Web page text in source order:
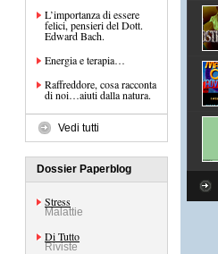
L’importanza di essere
felici, pensieri del Dott.
Edward Bach.
Energia e terapia…
Raffreddore, cosa racconta
di noi…aiuti dalla natura.
Vedi tutti
Dossier Paperblog
Stress
Malattie
Di Tutto
Riviste